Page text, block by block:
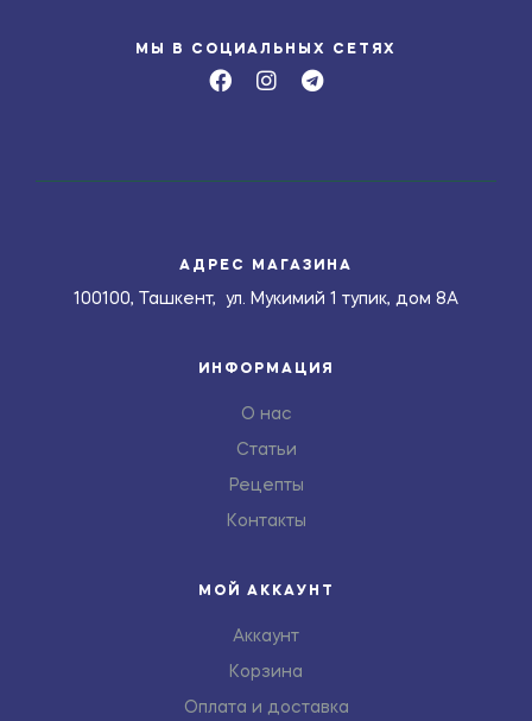
МЫ В СОЦИАЛЬНЫХ СЕТЯХ
АДРЕС МАГАЗИНА
100100, Ташкент, ул. Мукимий 1 тупик, дом 8А
ИНФОРМАЦИЯ
О нас
Статьи
Рецепты
Контакты
МОЙ АККАУНТ
Аккаунт
Корзина
Оплата и доставка